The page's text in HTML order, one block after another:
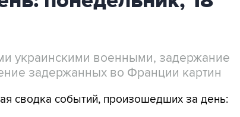
украинскими военными, задержание
задержанных во Франции картин
сводка событий, произошедших за день: